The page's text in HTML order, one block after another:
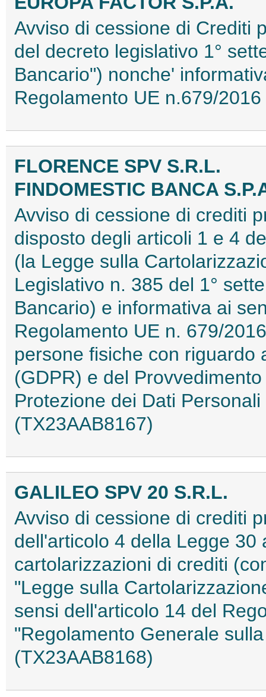
Avviso di cessione di Crediti
del decreto legislativo 1°
Bancario") nonche'
Regolamento UE n.679/
FLORENCE SPV S.R.L.
FINDOMESTIC BANCA
Avviso di cessione di crediti
disposto degli articoli 1 e 4
(la Legge sulla
Legislativo n. 385 del 1°
Bancario) e informativa ai
Regolamento UE n. 679/
persone fisiche con riguardo
(GDPR) e del
Protezione dei Dati
(TX23AAB8167)
GALILEO SPV 20 S.R.L.
Avviso di cessione di crediti
dell'articolo 4 della Legge
cartolarizzazioni di crediti
"Legge sulla
sensi dell'articolo 14 del
"Regolamento Generale
(TX23AAB8168)